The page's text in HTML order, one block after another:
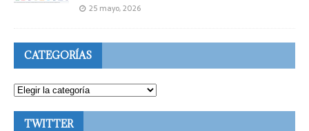
25 mayo, 2026
CATEGORÍAS
TWITTER